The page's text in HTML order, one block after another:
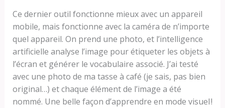
Ce dernier outil fonctionne mieux avec un appareil
mobile, mais fonctionne avec la caméra de n’importe
quel appareil. On prend une photo, et l’intelligence
artificielle analyse l’image pour étiqueter les objets à
l’écran et générer le vocabulaire associé. J’ai testé
avec une photo de ma tasse à café (je sais, pas bien
original…) et chaque élément de l’image a été
nommé. Une belle façon d’apprendre en mode visuel !